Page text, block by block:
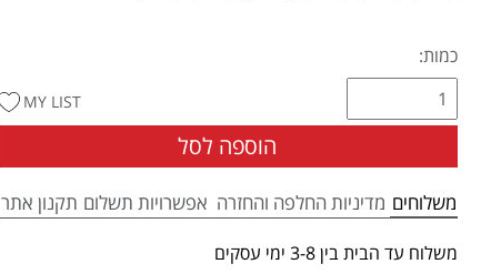
כמות:
הוספה לסל
MY LIST
משלוחים מדיניות החלפה והחזרה אפשרויות תשלום תקנון אתר
משלוח עד הבית בין 3-8 ימי עסקים